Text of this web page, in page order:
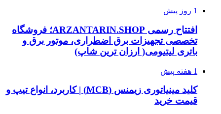
1 روز پیش
افتتاح رسمی ARZANTARIN.SHOP؛ فروشگاه
تخصصی تجهیزات برق اضطراری، موتور برق و
باتری لیتیومی( ارزان ترین شاپ)
1 هفته پیش
کلید مینیاتوری زیمنس (MCB) | کاربرد، انواع تیپ و
قیمت خرید